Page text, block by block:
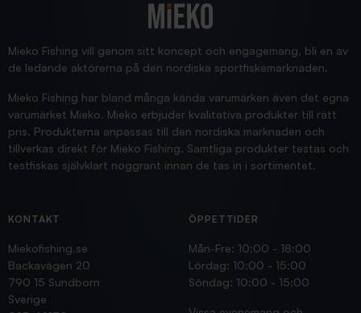
Jensa
Mieko Fishing vill genom sitt koncept och engagemang, bli en av
de ledande aktörerna på den nordiska sportfiskemarknaden.
Mieko Fishing har bland många kända varumärken även det egna
varumärket Mieko. Mieko erbjuder kvalitativa produkter till rätt
pris. Produkterna anpassas till den nordiska marknaden och
tillverkas direkt för Mieko Fishing. Samtliga produkter testas och
testfiskas självklart noggrant innan de tas in i sortimentet.
KONTAKT
Miekofishing.se
Backavägen 20
790 15 Sundborn
Sverige
ÖPPETTIDER
Mån-Fre: 10:00 - 18:00
Lördag: 10:00 - 15:00
Söndag: 10:00 - 15:00